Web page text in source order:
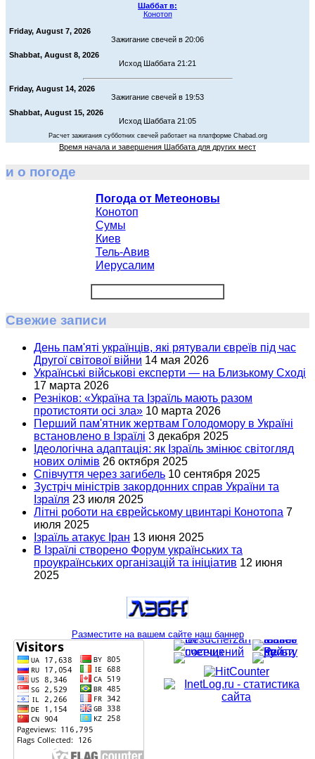
Шаббат в:
Конотоп
Friday, August 7, 2026
Зажигание свечей в 20:06
Shabbat, August 8, 2026
Исход Шаббата 21:21
Friday, August 14, 2026
Зажигание свечей в 19:53
Shabbat, August 15, 2026
Исход Шаббата 21:05
Расчет зажигания субботних свечей работает на платформе Chabad.org
Время начала и завершения Шаббата для других мест
и о погоде
Погода от Метеоновы
Конотоп
Сумы
Киев
Тель-Авив
Иерусалим
Свежие записи
День пам'яті українців, які рятували євреїв під час
Другої світової війни 14 мая 2026
Українські військові експерти — на Близькому Сході
17 марта 2026
Резніков: «Україна та Ізраїль мають разом
протистояти осі зла» 10 марта 2026
Перший пам'ятник жертвам Голодомору в Україні
встановлено в Ізраїлі 3 декабря 2025
Ідеологічна адаптація: як Ізраїль змінює світогляд
нових олімів 26 октября 2025
Співчуття через загибель 10 сентября 2025
Зустріч міністрів закордонних справ України та
Ізраїля 23 июля 2025
Літні роботи на єврейському цвинтарі Конотопа 7
июля 2025
Ізраїль атакує Іран 13 июня 2025
В Ізраїлі створено Форум українських та
проукраїнських організацій та ініціатив 12 июня
2025
Разместите на вашем сайте наш баннер